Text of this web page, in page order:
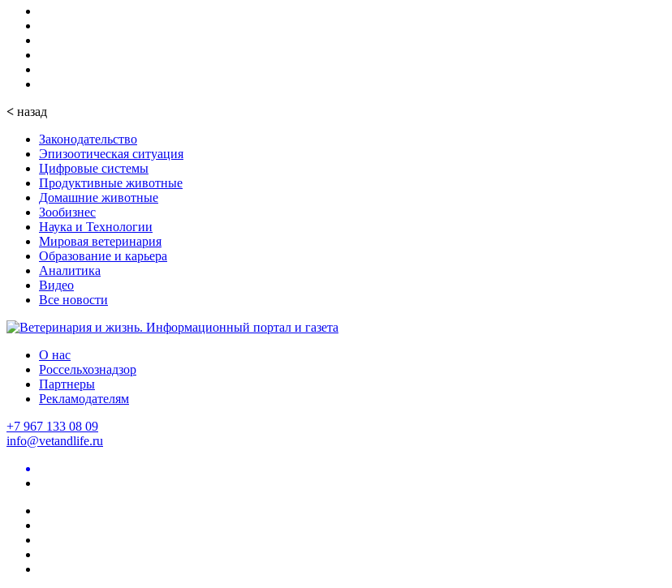
< назад
Законодательство
Эпизоотическая ситуация
Цифровые системы
Продуктивные животные
Домашние животные
Зообизнес
Наука и Технологии
Мировая ветеринария
Образование и карьера
Аналитика
Видео
Все новости
О нас
Россельхознадзор
Партнеры
Рекламодателям
+7 967 133 08 09
info@vetandlife.ru